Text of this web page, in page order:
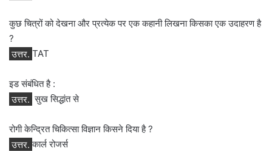
कुछ चित्रों को देखना और प्रत्येक पर एक कहानी लिखना किसका एक उदाहरण है
?
उत्तर. TAT
इड संबंधित है :
उत्तर. सुख सिद्धांत से
रोगी केन्द्रित चिकित्सा विज्ञान किसने दिया है ?
उत्तर. कार्ल रोजर्स